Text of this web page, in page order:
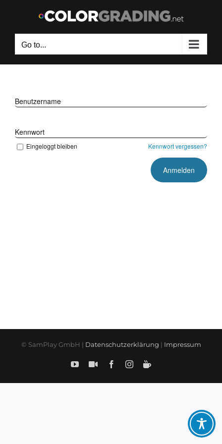
content
Go to...
Benutzername
Kennwort
Eingeloggt bleiben Kennwort vergessen?
© SamPlay GmbH | Datenschutzerklärung | Impressum
YouTubeSamPlayFacebookInstagramBuyMeCoffe